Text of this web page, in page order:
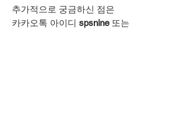
추가적으로 궁금하신 점은
카카오톡 아이디 spsnine또는